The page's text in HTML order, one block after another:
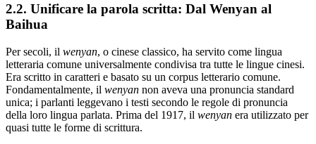
2.2. Unificare la parola scritta: Dal Wenyan al
Baihua
Per secoli, il wenyan, o cinese classico, ha servito come lingua
letteraria comune universalmente condivisa tra tutte le lingue cinesi.
Era scritto in caratteri e basato su un corpus letterario comune.
Fondamentalmente, il wenyan non aveva una pronuncia standard
unica; i parlanti leggevano i testi secondo le regole di pronuncia
della loro lingua parlata. Prima del 1917, il wenyan era utilizzato per
quasi tutte le forme di scrittura.